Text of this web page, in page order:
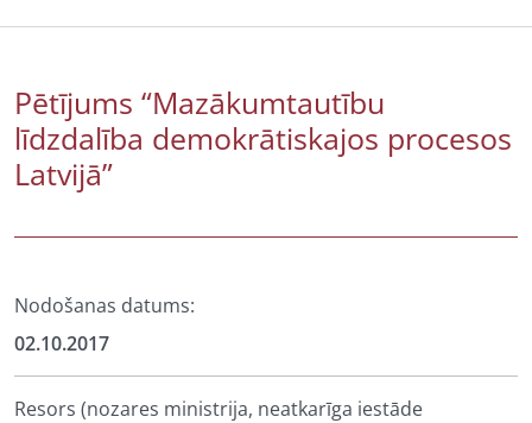
Pētījums “Mazākumtautību
līdzdalība demokrātiskajos procesos
Latvijā”
Nodošanas datums:
02.10.2017
Resors (nozares ministrija, neatkarīga iestāde